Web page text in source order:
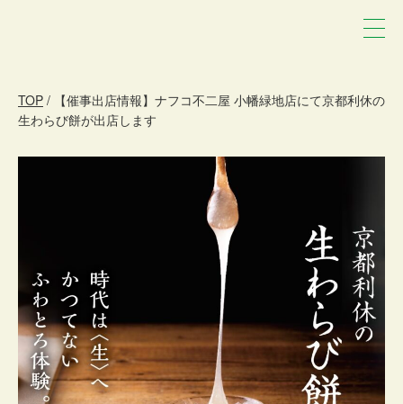
TOP / 【催事出店情報】ナフコ不二屋 小幡緑地店にて京都利休の
生わらび餅が出店します